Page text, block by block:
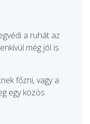
a ruhát az
még jól is
főzni, vagy a
egy közös